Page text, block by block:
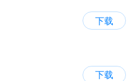
下载
下载